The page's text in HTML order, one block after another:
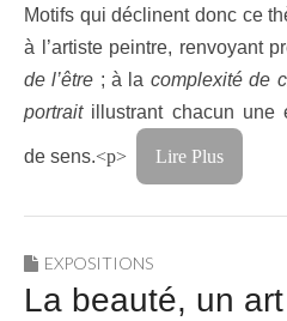
Motifs qui déclinent donc ce
à l’artiste peintre, renvoyant
de l’être ; à la complexité de
portraitillustrant chacun une
de sens.<p> Lire Plus
EXPOSITIONS
La beauté, un